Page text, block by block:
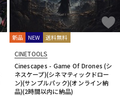
新品 NEW 送料無料
CINETOOLS
Cinescapes - Game Of Drones (シ
ネスケープ)(シネマティックドロー
ン)(サンプルパック)(オンライン納
品)(2時間以内に納品)